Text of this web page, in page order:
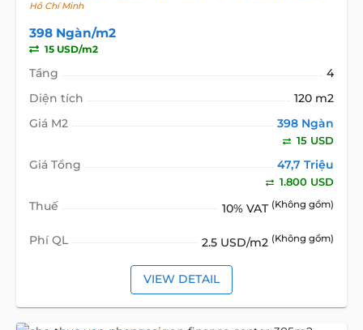
Hồ Chí Minh
398 Ngàn/m2
15 USD/m2
Tầng
4
Diện tích
120 m2
Giá M2
398 Ngàn
15 USD
Giá Tổng 47,7 Triệu
1.800 USD
Thuế 10% VAT (Không gồm)
Phí QL 2.5 USD/m2 (Không gồm)
VIEW DETAIL